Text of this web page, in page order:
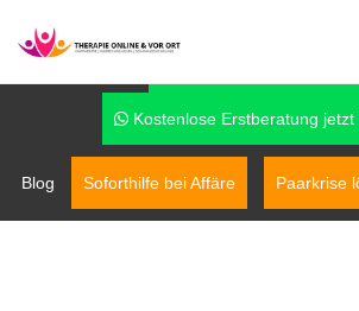
Kostenlose Erstberatung jetzt
Blog Soforthilfe bei Affäre Paarkrise